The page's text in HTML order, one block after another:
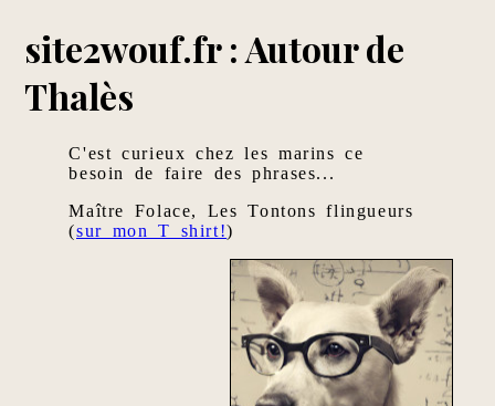
site2wouf.fr : Autour de
Thalès
C'est curieux chez les marins ce
besoin de faire des phrases...
Maître Folace, Les Tontons flingueurs
(sur mon T shirt!)